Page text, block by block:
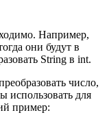
Например,
они будут в
String в int.
число,
использовать для
пример: